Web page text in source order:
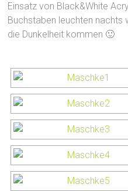
Einsatz von Black&White
Buchstaben leuchten nachts
die Dunkelheit kommen 🙂